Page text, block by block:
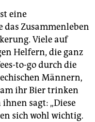
eine
das Zusammenleben
Viele auf
Helfern, die ganz
to-go durch die
Männern,
ihr Bier trinken
sagt: „Diese
sich wohl wichtig.